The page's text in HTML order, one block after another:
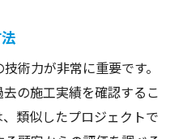
術力が非常に重要です。
の施工実績を確認するこ
類似したプロジェクトで